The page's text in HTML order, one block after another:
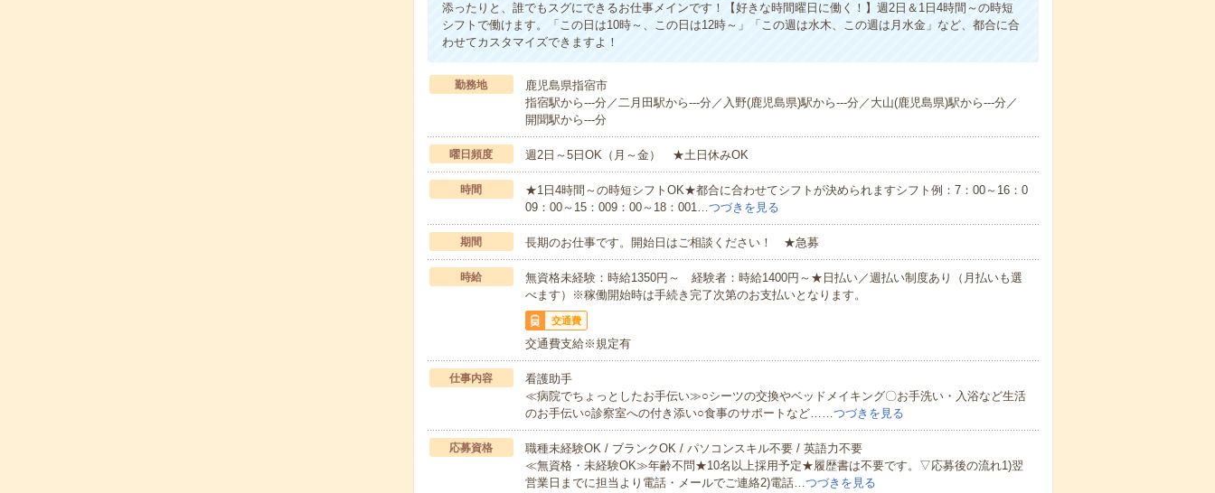
添ったりと、誰でもスグにできるお仕事メインです！【好きな時間曜日に働く！】週2日＆1日4時間～の時短
シフトで働けます。「この日は10時～、この日は12時～」「この週は水木、この週は月水金」など、都合に合
わせてカスタマイズできますよ！
勤務地
鹿児島県指宿市
指宿駅から---分／二月田駅から---分／入野(鹿児島県)駅から---分／大山(鹿児島県)駅から---分／
開聞駅から---分
曜日頻度 週2日～5日OK（月～金） ★土日休みOK
時間
★1日4時間～の時短シフトOK★都合に合わせてシフトが決められますシフト例：7：00～16：0
09：00～15：009：00～18：001…つづきを見る
期間 長期のお仕事です。開始日はご相談ください！ ★急募
時給
無資格未経験：時給1350円～ 経験者：時給1400円～★日払い／週払い制度あり（月払いも選
べます）※稼働開始時は手続き完了次第のお支払いとなります。
交通費
交通費支給※規定有
仕事内容
看護助手
≪病院でちょっとしたお手伝い≫○シーツの交換やベッドメイキング〇お手洗い・入浴など生活
のお手伝い○診察室への付き添い○食事のサポートなど……つづきを見る
応募資格
職種未経験OK / ブランクOK / パソコンスキル不要 / 英語力不要
≪無資格・未経験OK≫年齢不問★10名以上採用予定★履歴書は不要です。▽応募後の流れ1)翌
営業日までに担当より電話・メールでご連絡2)電話…つづきを見る